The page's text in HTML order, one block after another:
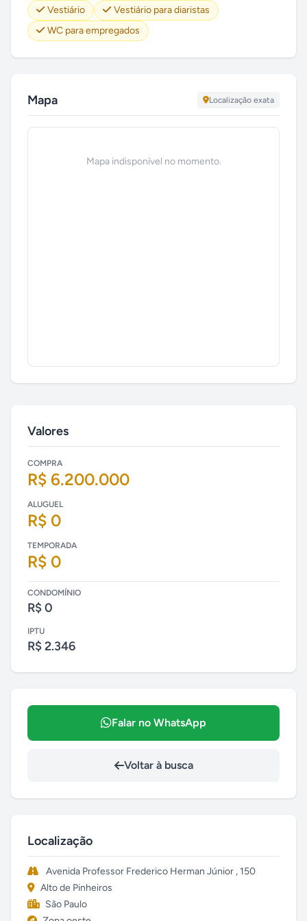
Vestiário
Vestiário para diaristas
WC para empregados
Mapa Localização exata
Mapa indisponível no momento.
Valores
COMPRA
R$ 6.200.000
ALUGUEL
R$ 0
TEMPORADA
R$ 0
CONDOMÍNIO
R$ 0
IPTU
R$ 2.346
Falar no WhatsApp
Voltar à busca
Localização
Avenida Professor Frederico Herman Júnior , 150
Alto de Pinheiros
São Paulo